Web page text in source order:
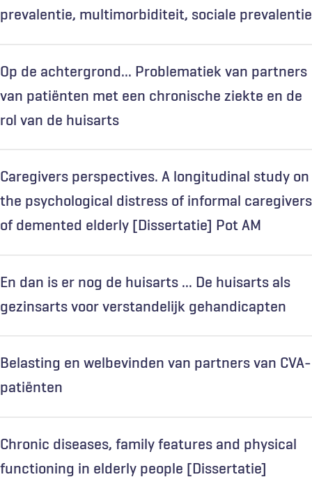
prevalentie, multimorbiditeit, sociale prevalentie
Op de achtergrond... Problematiek van partners
van patiënten met een chronische ziekte en de
rol van de huisarts
Caregivers perspectives. A longitudinal study on
the psychological distress of informal caregivers
of demented elderly [Dissertatie] Pot AM
En dan is er nog de huisarts ... De huisarts als
gezinsarts voor verstandelijk gehandicapten
Belasting en welbevinden van partners van CVA-
patiënten
Chronic diseases, family features and physical
functioning in elderly people [Dissertatie]